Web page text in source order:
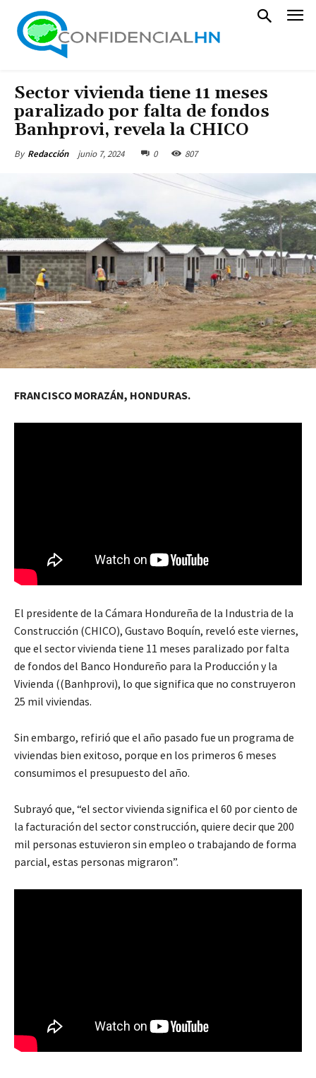
Sector vivienda tiene 11 meses
paralizado por falta de fondos
Banhprovi, revela la CHICO
By Redacción junio 7, 2024 0 807
FRANCISCO MORAZÁN, HONDURAS.
El presidente de la Cámara Hondureña de la Industria de la
Construcción (CHICO), Gustavo Boquín, reveló este viernes,
que el sector vivienda tiene 11 meses paralizado por falta
de fondos del Banco Hondureño para la Producción y la
Vivienda ((Banhprovi), lo que significa que no construyeron
25 mil viviendas.
Sin embargo, refirió que el año pasado fue un programa de
viviendas bien exitoso, porque en los primeros 6 meses
consumimos el presupuesto del año.
Subrayó que, “el sector vivienda significa el 60 por ciento de
la facturación del sector construcción, quiere decir que 200
mil personas estuvieron sin empleo o trabajando de forma
parcial, estas personas migraron”.